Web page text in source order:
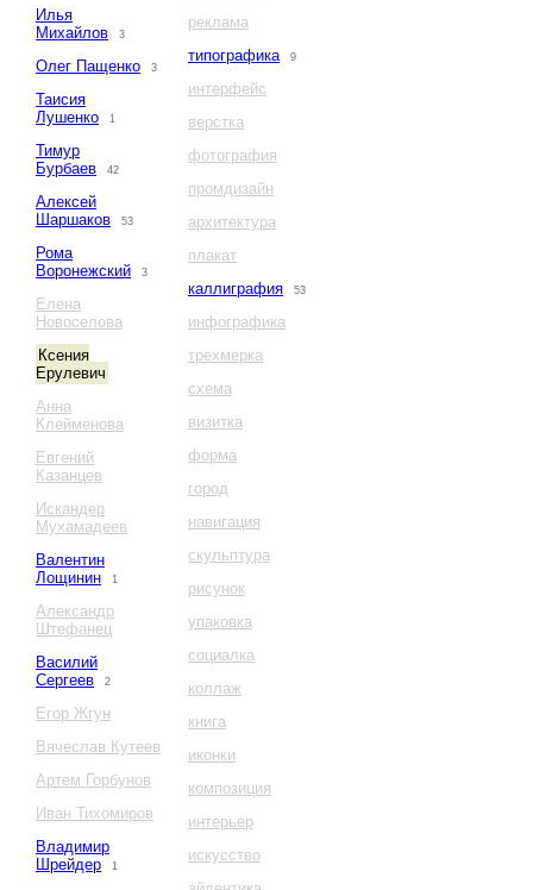
Илья
Михайлов
3
Олег Пащенко 3
Таисия
Лушенко
1
Тимур
Бурбаев
42
Алексей
Шаршаков
53
Рома
Воронежский
3
Елена
Новоселова
Ксения
Ерулевич
Анна
Клейменова
Евгений
Казанцев
Искандер
Мухамадеев
Валентин
Лощинин
1
Александр
Штефанец
Василий
Сергеев
2
Егор Жгун
Вячеслав Кутеев
Артем Горбунов
Иван Тихомиров
Владимир
Шрейдер
1
реклама
типографика
9
интерфейс
верстка
фотография
промдизайн
архитектура
плакат
каллиграфия
53
инфографика
трехмерка
схема
визитка
форма
город
навигация
скульптура
рисунок
упаковка
социалка
коллаж
книга
иконки
композиция
интерьер
искусство